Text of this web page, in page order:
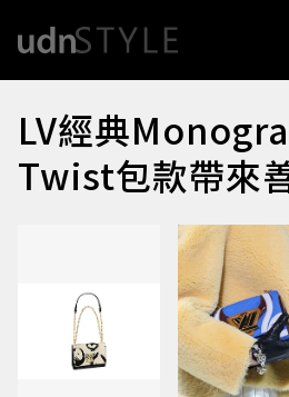
LV經典
Twist包款帶來